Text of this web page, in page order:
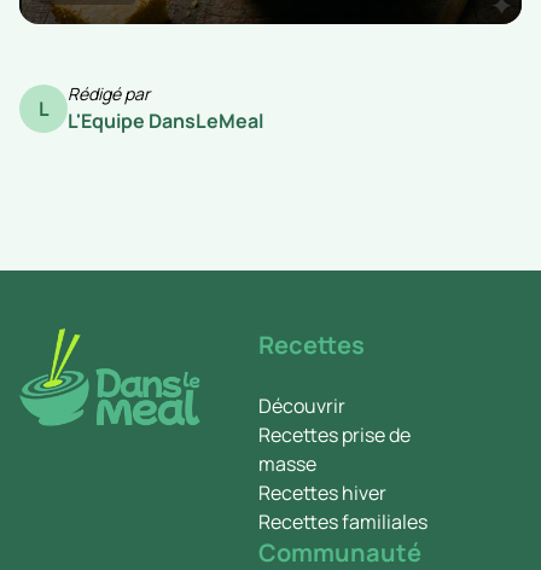
L
Rédigé par
L'Equipe DansLeMeal
Recettes
Découvrir
Recettes prise de
masse
Recettes hiver
Recettes familiales
Communauté